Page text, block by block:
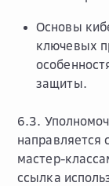
Основы
ключевых
защиты.
6.3.
направляется
мастер-
ссылка